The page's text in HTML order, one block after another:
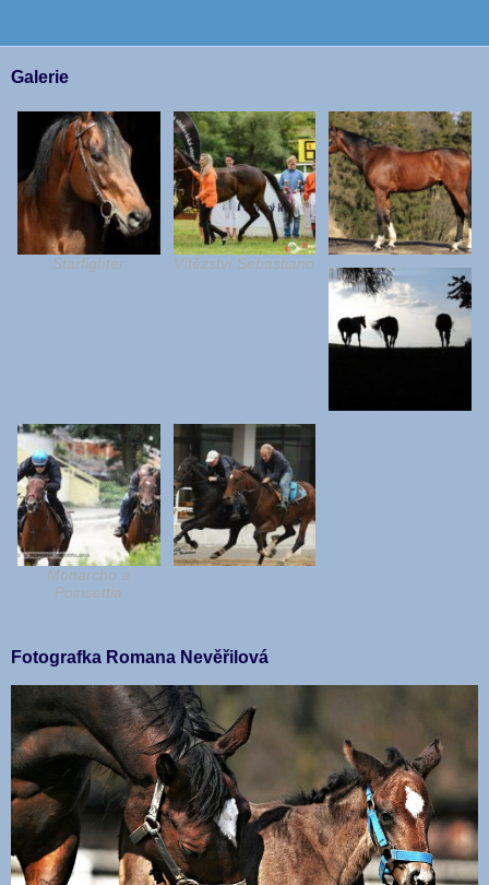
Galerie
Starfighter Vítězství Sebastiano
Monarcho a
Poinsettia
Fotografka Romana Nevěřilová